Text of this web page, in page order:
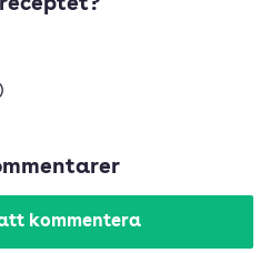
kommentera